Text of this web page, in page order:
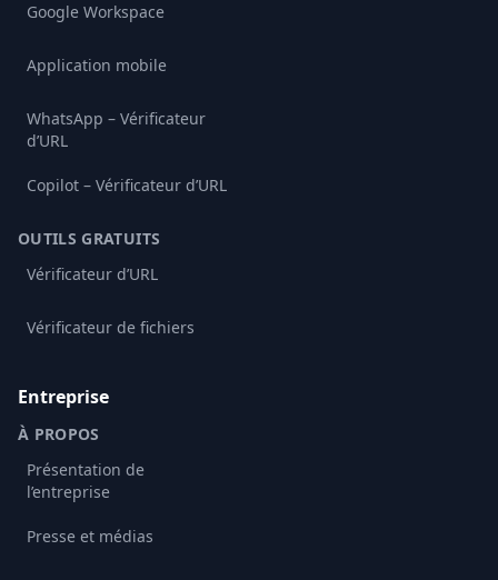
Google Workspace
Application mobile
WhatsApp – Vérificateur
d’URL
Copilot – Vérificateur d’URL
OUTILS GRATUITS
Vérificateur d’URL
Vérificateur de fichiers
Entreprise
À PROPOS
Présentation de
l’entreprise
Presse et médias